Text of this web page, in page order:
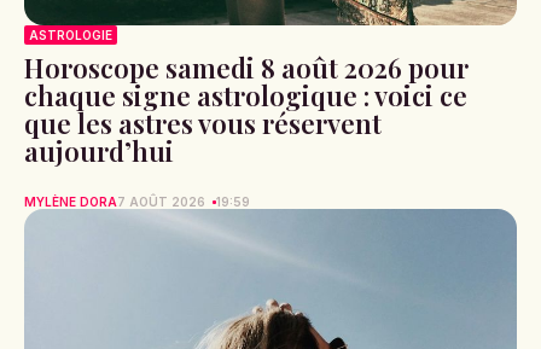
ASTROLOGIE
Horoscope samedi 8 août 2026 pour
chaque signe astrologique : voici ce
que les astres vous réservent
aujourd’hui
MYLÈNE DORA7 AOÛT 2026 19:59